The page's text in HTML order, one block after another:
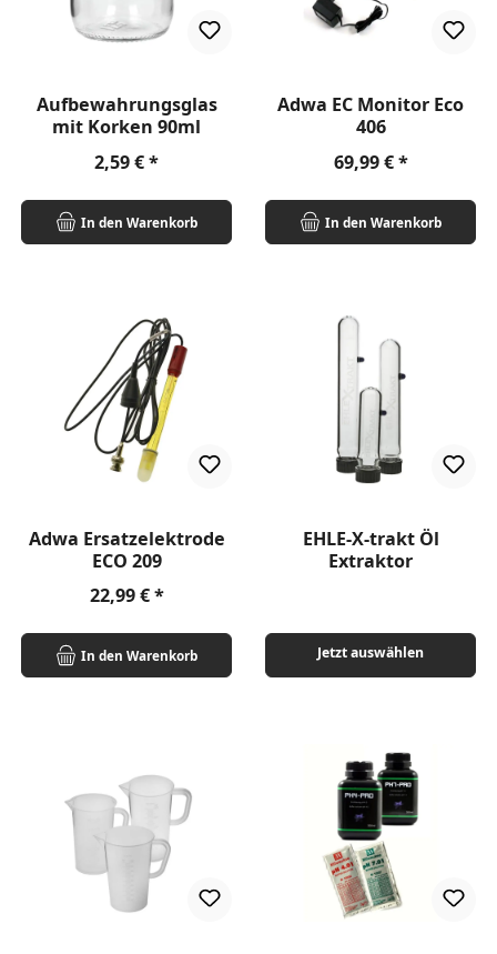
Aufbewahrungsglas
mit Korken 90ml
Regulärer Preis:
2,59 €
In den Warenkorb
Adwa EC Monitor Eco
406
Regulärer Preis:
69,99 €
In den Warenkorb
Adwa Ersatzelektrode
ECO 209
Regulärer Preis:
22,99 €
In den Warenkorb
EHLE-X-trakt Öl
Extraktor
Jetzt auswählen